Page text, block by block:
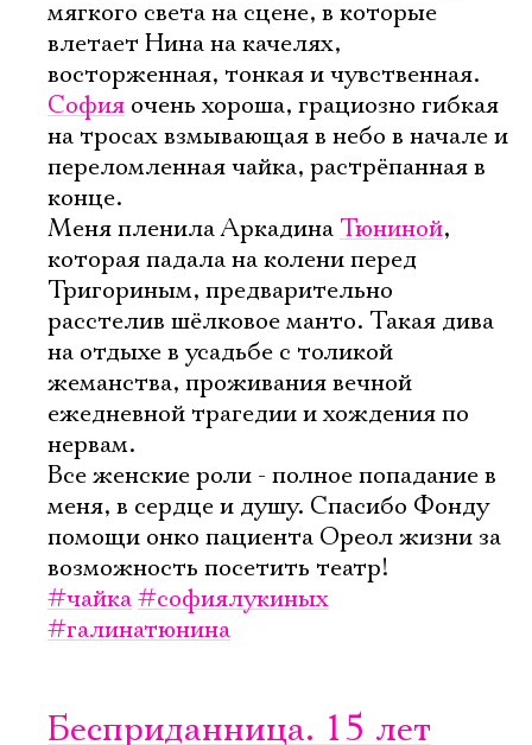
мягкого света на сцене, в которые
влетает Нина на качелях,
восторженная, тонкая и чувственная.
София очень хороша, грациозно гибкая
на тросах взмывающая в небо в начале и
переломленная чайка, растрёпанная в
конце.
Меня пленила Аркадина Тюниной,
которая падала на колени перед
Тригориным, предварительно
расстелив шёлковое манто. Такая дива
на отдыхе в усадьбе с толикой
жеманства, проживания вечной
ежедневной трагедии и хождения по
нервам.
Все женские роли - полное попадание в
меня, в сердце и душу. Спасибо Фонду
помощи онко пациента Ореол жизни за
возможность посетить театр!
#чайка#софиялукиных
#галинатюнина
Бесприданница. 15 лет